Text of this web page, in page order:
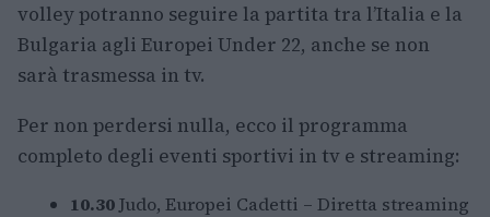
volley potranno seguire la partita tra l’Italia e la
Bulgaria agli Europei Under 22, anche se non
sarà trasmessa in tv.
Per non perdersi nulla, ecco il programma
completo degli eventi sportivi in tv e streaming:
10.30Judo, Europei Cadetti – Diretta streaming